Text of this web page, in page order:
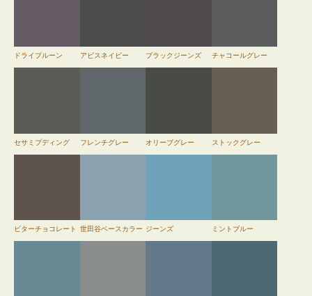
ドライプルーン アビスネイビー ブラックジーンズ チャコールグレー
セサミプディング フレンチグレー オリーブグレー ストックグレー
ビターチョコレート 世田谷ベースカラー ジーンズ ミントブルー